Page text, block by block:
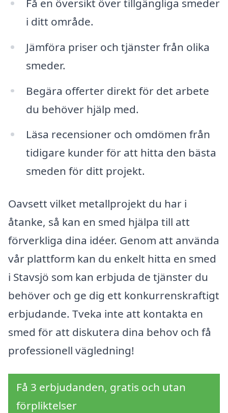
Få en översikt över tillgängliga smeder
i ditt område.
Jämföra priser och tjänster från olika
smeder.
Begära offerter direkt för det arbete
du behöver hjälp med.
Läsa recensioner och omdömen från
tidigare kunder för att hitta den bästa
smeden för ditt projekt.
Oavsett vilket metallprojekt du har i
åtanke, så kan en smed hjälpa till att
förverkliga dina idéer. Genom att använda
vår plattform kan du enkelt hitta en smed
i Stavsjö som kan erbjuda de tjänster du
behöver och ge dig ett konkurrenskraftigt
erbjudande. Tveka inte att kontakta en
smed för att diskutera dina behov och få
professionell vägledning!
Få 3 erbjudanden, gratis och utan
förpliktelser